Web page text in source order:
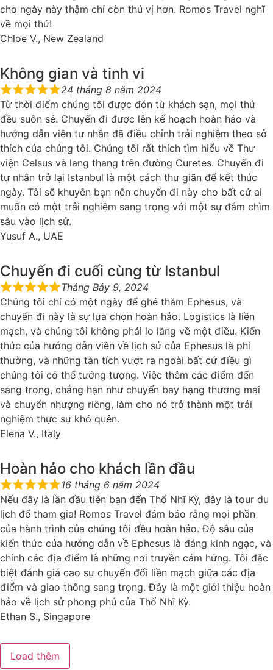
cho ngày này thậm chí còn thú vị hơn. Romos Travel nghĩ
về mọi thứ!
Chloe V., New Zealand
Không gian và tinh vi
24 tháng 8 năm 2024
Từ thời điểm chúng tôi được đón từ khách sạn, mọi thứ
đều suôn sẻ. Chuyến đi được lên kế hoạch hoàn hảo và
hướng dẫn viên tư nhân đã điều chỉnh trải nghiệm theo sở
thích của chúng tôi. Chúng tôi rất thích tìm hiểu về Thư
viện Celsus và lang thang trên đường Curetes. Chuyến đi
tư nhân trở lại Istanbul là một cách thư giãn để kết thúc
ngày. Tôi sẽ khuyên bạn nên chuyến đi này cho bất cứ ai
muốn có một trải nghiệm sang trọng với một sự đắm chìm
sâu vào lịch sử.
Yusuf A., UAE
Chuyến đi cuối cùng từ Istanbul
Tháng Bảy 9, 2024
Chúng tôi chỉ có một ngày để ghé thăm Ephesus, và
chuyến đi này là sự lựa chọn hoàn hảo. Logistics là liền
mạch, và chúng tôi không phải lo lắng về một điều. Kiến
thức của hướng dẫn viên về lịch sử của Ephesus là phi
thường, và những tàn tích vượt ra ngoài bất cứ điều gì
chúng tôi có thể tưởng tượng. Việc thêm các điểm đến
sang trọng, chẳng hạn như chuyến bay hạng thương mại
và chuyển nhượng riêng, làm cho nó trở thành một trải
nghiệm thực sự khó quên.
Elena V., Italy
Hoàn hảo cho khách lần đầu
16 tháng 6 năm 2024
Nếu đây là lần đầu tiên bạn đến Thổ Nhĩ Kỳ, đây là tour du
lịch để tham gia! Romos Travel đảm bảo rằng mọi phần
của hành trình của chúng tôi đều hoàn hảo. Độ sâu của
kiến thức của hướng dẫn về Ephesus là đáng kinh ngạc, và
chính các địa điểm là những nơi truyền cảm hứng. Tôi đặc
biệt đánh giá cao sự chuyển đổi liền mạch giữa các địa
điểm và giao thông sang trọng. Đây là một giới thiệu hoàn
hảo về lịch sử phong phú của Thổ Nhĩ Kỳ.
Ethan S., Singapore
Load thêm